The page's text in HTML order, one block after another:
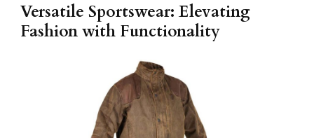
Versatile Sportswear: Elevating
Fashion with Functionality